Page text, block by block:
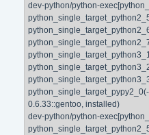
dev-python/python-
0.6.33::gentoo, installed)
dev-python/python-